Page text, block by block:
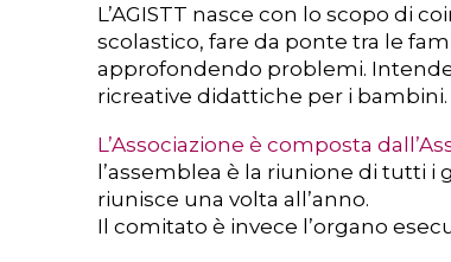
L’AGISTT nasce con lo scopo di
scolastico, fare da ponte tra le
approfondendo problemi.
ricreative didattiche per i bambini.
L’Associazione è composta
l’assemblea è la riunione di tutti
riunisce una volta all’anno.
Il comitato è invece l’organo